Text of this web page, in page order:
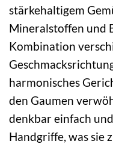
stärkehaltigem
Mineralstoffen und
Kombination
harmonisches
den Gaumen
denkbar einfach
Handgriffe, was sie